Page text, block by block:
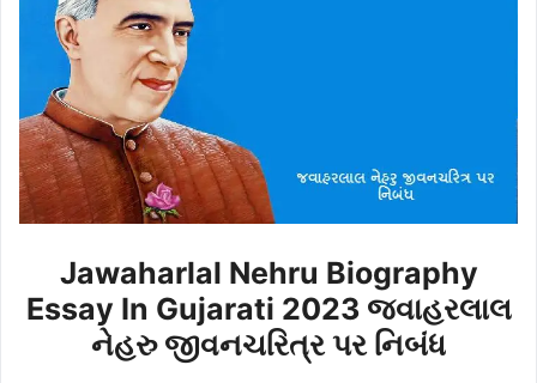
Jawaharlal Nehru Biography
Essay In Gujarati 2023 જવાહરલાલ
નેહરુ જીવનચરિત્ર પર નિબંધ